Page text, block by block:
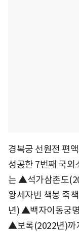
경복궁 선원전 편
성공한 7번째 국외
는 ▲석가삼존도
왕세자빈 책봉 죽
년) ▲백자이동궁
▲보록(2022년)까